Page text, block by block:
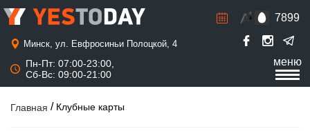
меню
Минск, ул. Евфросиньи Полоцкой, 4
Пн-Пт: 07:00-23:00,
Сб-Вс: 09:00-21:00
7899
Р
Главная / Клубные карты